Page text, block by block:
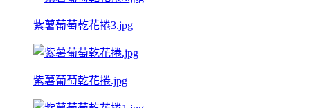
紫薯葡萄乾花捲3.jpg
紫薯葡萄乾花捲.jpg